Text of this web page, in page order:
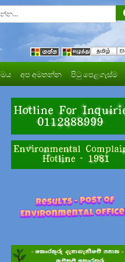
අප අමතන්න පිටු පෙළගැස්ම